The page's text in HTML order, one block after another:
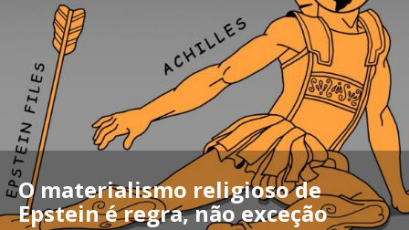
O materialismo religioso de
Epstein é regra, não exceção